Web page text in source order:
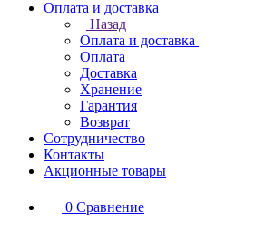
Оплата и доставка
Назад
Оплата и доставка
Оплата
Доставка
Хранение
Гарантия
Возврат
Сотрудничество
Контакты
Акционные товары
0 Сравнение